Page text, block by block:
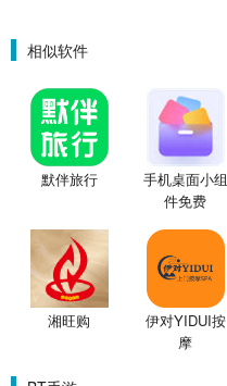
相似软件
默伴旅行
手机桌面小组
件免费
湘旺购
伊对YIDUI按
摩